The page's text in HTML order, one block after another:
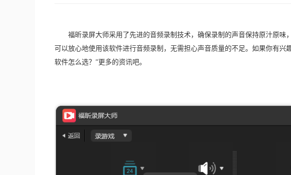
福昕录屏大师采用了先进的音频录制技术，确保录制的声音保持原汁原味
可以放心地使用该软件进行音频录制，无需担心声音质量的不足。如果你有兴
软件怎么选？”更多的资讯吧。